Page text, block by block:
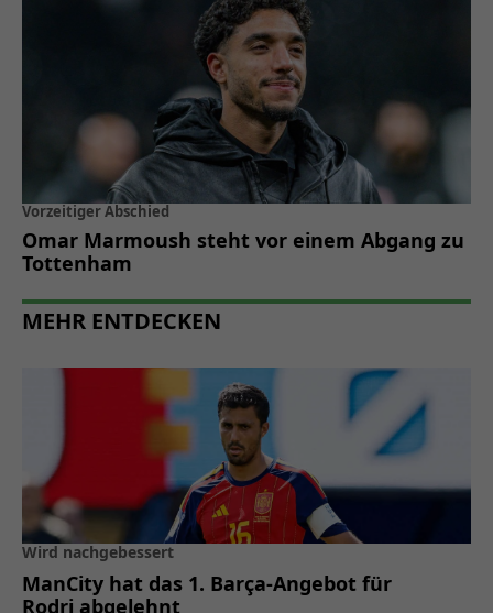
Vorzeitiger Abschied
Omar Marmoush steht vor einem Abgang zu
Tottenham
MEHR ENTDECKEN
Wird nachgebessert
ManCity hat das 1. Barça-Angebot für
Rodri abgelehnt